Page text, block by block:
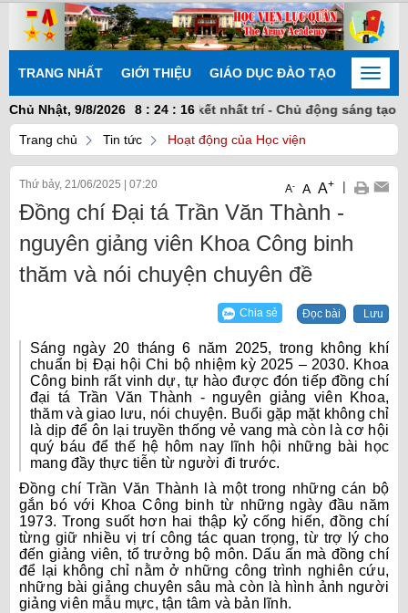
TRANG NHẤT GIỚI THIỆU GIÁO DỤC ĐÀO TẠO
Toggle
Chủ Nhật, 9/8/2026
8 : 24 : 16
định vững vàng - Đoàn kết nhất trí - Chủ động sáng tạo -
Trang chủ Tin tức Hoạt động của Học viện
Thứ bảy, 21/06/2025 07:20 A- A A+ |
Đồng chí Đại tá Trần Văn Thành -
nguyên giảng viên Khoa Công binh
thăm và nói chuyện chuyên đề
Chia sẻ Đọc bài Lưu
Sáng ngày 20 tháng 6 năm 2025, trong không khí
chuẩn bị Đại hội Chi bộ nhiệm kỳ 2025 – 2030. Khoa
Công binh rất vinh dự, tự hào được đón tiếp đồng chí
đại tá Trần Văn Thành - nguyên giảng viên Khoa,
thăm và giao lưu, nói chuyện. Buổi gặp mặt không chỉ
là dịp để ôn lại truyền thống vẻ vang mà còn là cơ hội
quý báu để thế hệ hôm nay lĩnh hội những bài học
mang đầy thực tiễn từ người đi trước.
Đồng chí Trần Văn Thành là một trong những cán bộ
gắn bó với Khoa Công binh từ những ngày đầu năm
1973. Trong suốt hơn hai thập kỷ cống hiến, đồng chí
từng giữ nhiều vị trí công tác quan trọng, từ trợ lý cho
đến giảng viên, tổ trưởng bộ môn. Dấu ấn mà đồng chí
để lại không chỉ nằm ở những công trình nghiên cứu,
những bài giảng chuyên sâu mà còn là hình ảnh người
giảng viên mẫu mực, tận tâm và bản lĩnh.